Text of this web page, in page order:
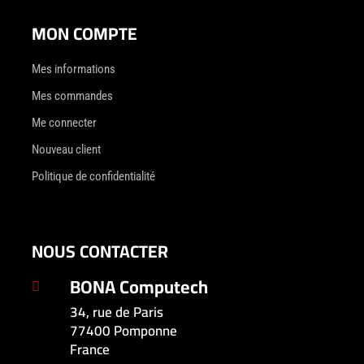
MON COMPTE
Mes informations
Mes commandes
Me connecter
Nouveau client
Politique de confidentialité
NOUS CONTACTER
 BONA Computech
34, rue de Paris
77400 Pomponne
France